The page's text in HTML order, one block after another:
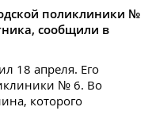
поликлиники №
сообщили в
18 апреля. Его
№ 6. Во
которого